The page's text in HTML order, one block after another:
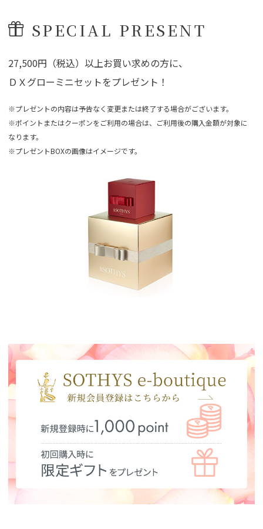
SPECIAL PRESENT
27,500円（税込）以上お買い求めの方に、
ＤＸグローミニセットをプレゼント！
※プレゼントの内容は予告なく変更または終了する場合がございます。
※ポイントまたはクーポンをご利用の場合は、ご利用後の購入金額が対象に
なります。
※プレゼントBOXの画像はイメージです。